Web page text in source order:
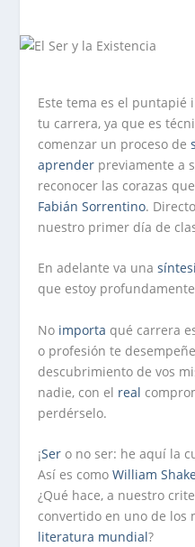
Este tema es el puntapié
tu carrera, ya que es
comenzar un proceso de
aprender previamente a
reconocer las corazas
Fabián Sorrentino.
nuestro primer día de
En adelante va una
que estoy
No importa qué carrera
o profesión te
descubrimiento de vos
nadie, con el real
perdérselo.
¡Ser o no ser: he aquí la
Así es comoWilliam
¿Qué hace, a nuestro
convertido en uno de los
literatura mundial?